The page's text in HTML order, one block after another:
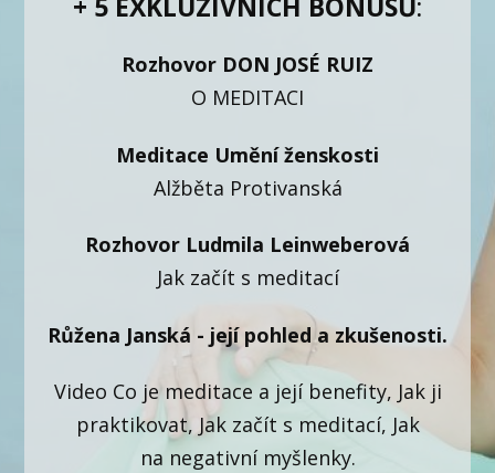
Rozhovor DON JOSÉ RUIZ
O MEDITACI
Meditace Umění ženskosti
Alžběta Protivanská
Rozhovor Ludmila Leinweberová
Jak začít s meditací
Růžena Janská - její pohled a zkušenosti.
Video Co je meditace a její benefity, Jak ji
praktikovat, Jak začít s meditací, Jak
na negativní myšlenky.